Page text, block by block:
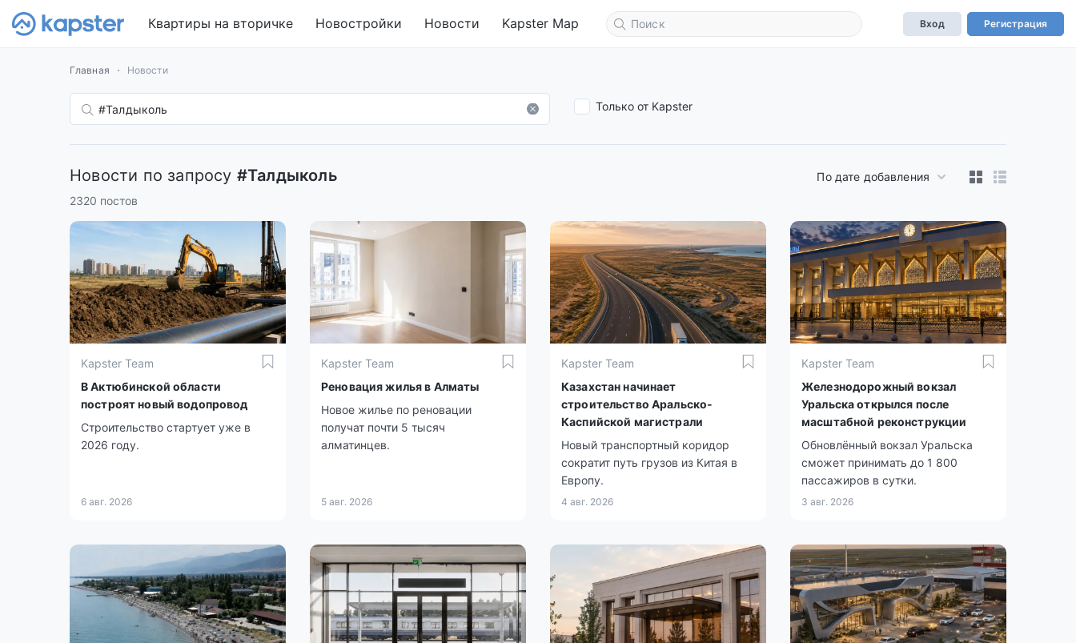
Квартиры на вторичке Новостройки Новости Kapster Map Вход Регистрация
Главная Новости
Только от Kapster
Новости по запросу #Талдыколь
По дате добавления
2320 постов
Kapster Team
В Актюбинской области
построят новый водопровод
Строительство стартует уже в
2026 году.
6 авг. 2026
Kapster Team
Реновация жилья в Алматы
Новое жилье по реновации
получат почти 5 тысяч
алматинцев.
5 авг. 2026
Kapster Team
Казахстан начинает
строительство Аральско-
Каспийской магистрали
Новый транспортный коридор
сократит путь грузов из Китая в
Европу.
4 авг. 2026
Kapster Team
Железнодорожный вокзал
Уральска открылся после
масштабной реконструкции
Обновлённый вокзал Уральска
сможет принимать до 1 800
пассажиров в сутки.
3 авг. 2026